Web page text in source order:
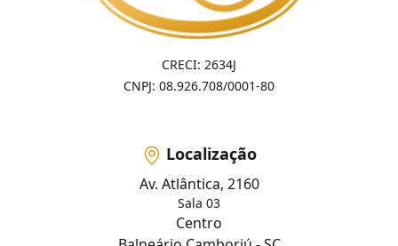
CRECI: 2634J
CNPJ: 08.926.708/0001-80
Localização
Av. Atlântica, 2160
Sala 03
Centro